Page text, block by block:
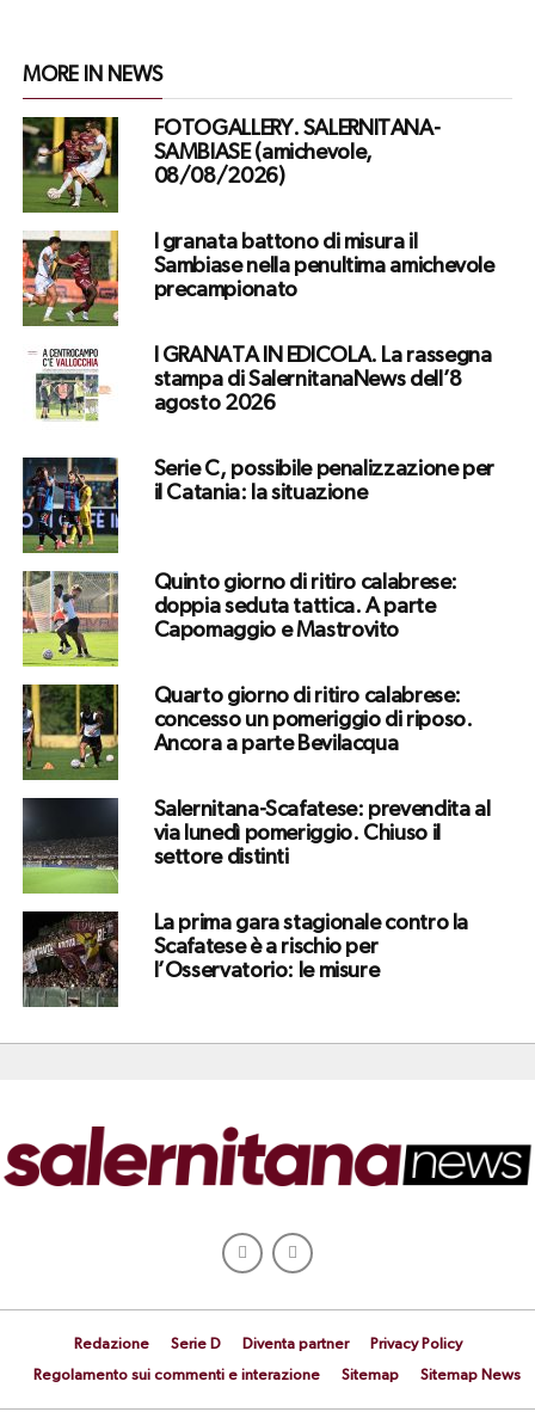
MORE IN NEWS
FOTOGALLERY. SALERNITANA-
SAMBIASE (amichevole,
08/08/2026)
I granata battono di misura il
Sambiase nella penultima amichevole
precampionato
I GRANATA IN EDICOLA. La rassegna
stampa di SalernitanaNews dell’8
agosto 2026
Serie C, possibile penalizzazione per
il Catania: la situazione
Quinto giorno di ritiro calabrese:
doppia seduta tattica. A parte
Capomaggio e Mastrovito
Quarto giorno di ritiro calabrese:
concesso un pomeriggio di riposo.
Ancora a parte Bevilacqua
Salernitana-Scafatese: prevendita al
via lunedì pomeriggio. Chiuso il
settore distinti
La prima gara stagionale contro la
Scafatese è a rischio per
l’Osservatorio: le misure
Redazione Serie D Diventa partner
Privacy Policy
Regolamento sui commenti e interazione
Sitemap Sitemap News